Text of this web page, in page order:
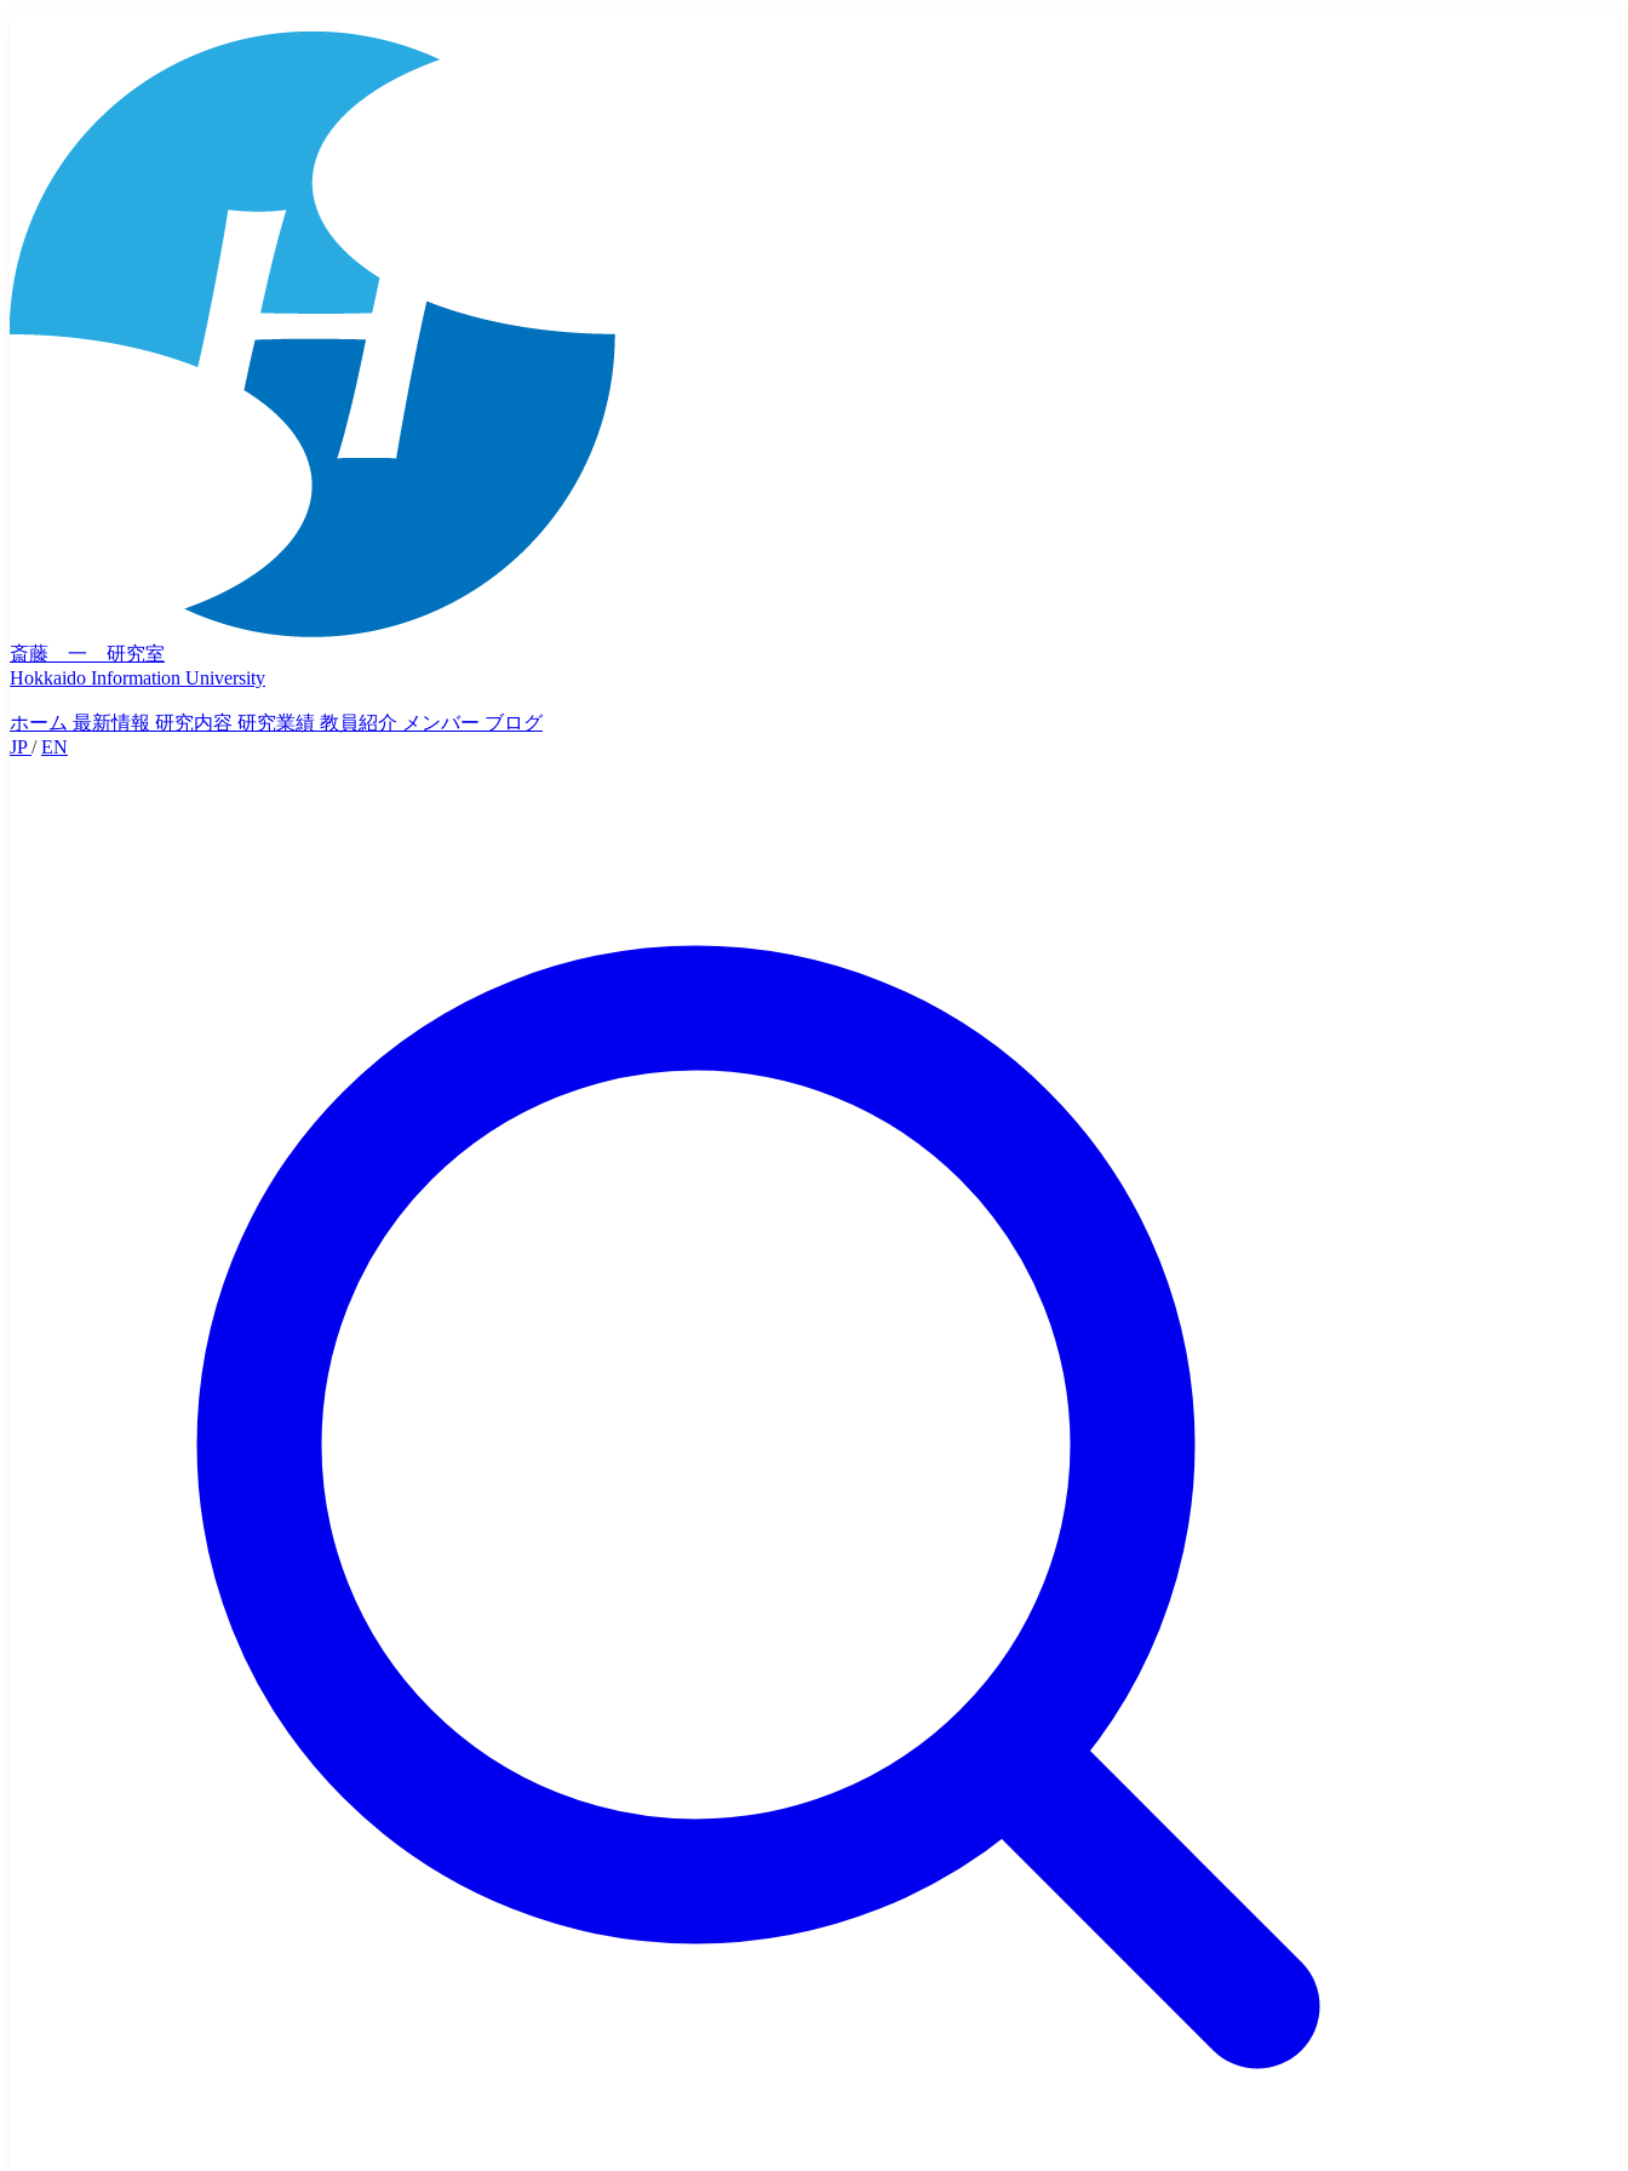
斎藤 一 研究室
Hokkaido Information University
ホーム 最新情報 研究内容 研究業績 教員紹介 メンバー ブログ
JP/ EN